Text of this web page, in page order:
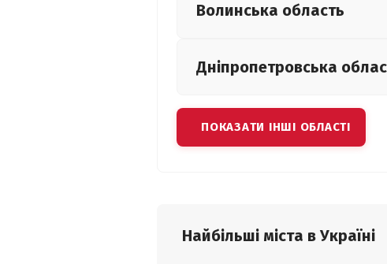
Волинська область
Дніпропетровська
ПОКАЗАТИ ІНШІ ОБЛАСТІ
Найбільші міста в Україні